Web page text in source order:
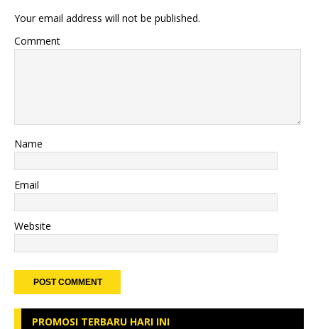
Your email address will not be published.
Comment
Name
Email
Website
PROMOSI TERBARU HARI INI